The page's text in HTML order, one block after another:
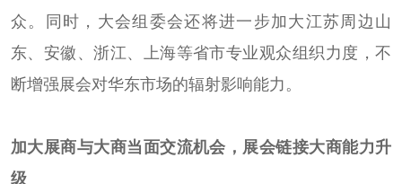
众。同时，大会组委会还将进一步加大江苏周边山
东、安徽、浙江、上海等省市专业观众组织力度，不
断增强展会对华东市场的辐射影响能力。
加大展商与大商当面交流机会，展会链接大商能力升
级